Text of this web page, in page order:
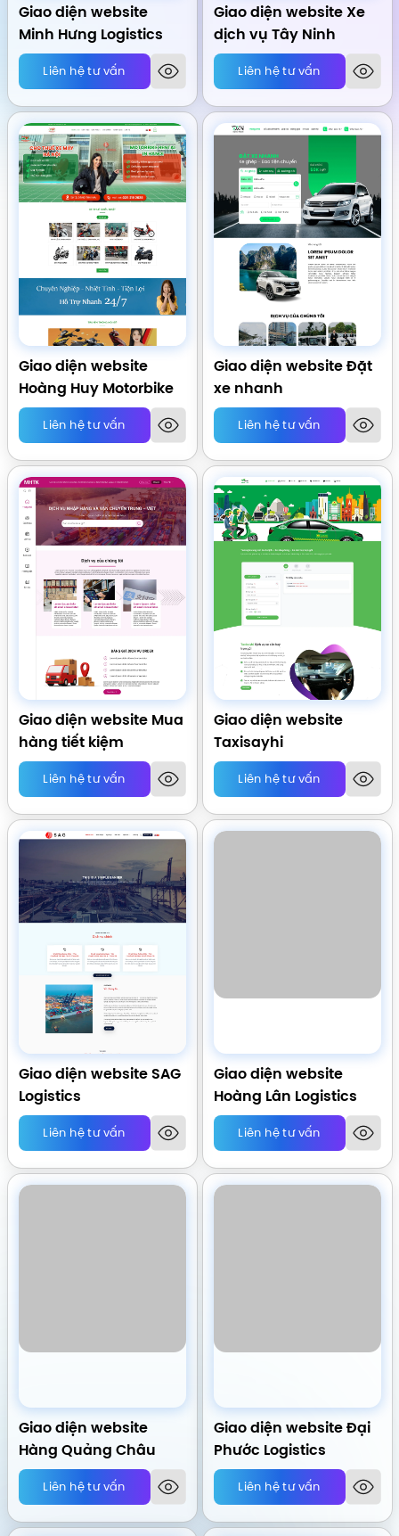
Giao diện website
Minh Hưng Logistics
Liên hệ tư vấn
Giao diện website Xe
dịch vụ Tây Ninh
Liên hệ tư vấn
Giao diện website
Hoàng Huy Motorbike
Liên hệ tư vấn
Giao diện website Đặt
xe nhanh
Liên hệ tư vấn
Giao diện website Mua
hàng tiết kiệm
Liên hệ tư vấn
Giao diện website
Taxisayhi
Liên hệ tư vấn
Giao diện website SAG
Logistics
Liên hệ tư vấn
Giao diện website
Hoàng Lân Logistics
Liên hệ tư vấn
Giao diện website
Hàng Quảng Châu
Liên hệ tư vấn
Giao diện website Đại
Phước Logistics
Liên hệ tư vấn